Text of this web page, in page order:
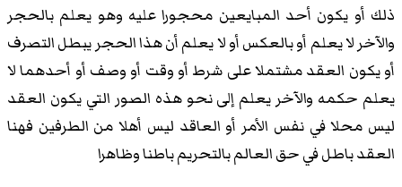
ذلك أو يكون أحد المبايعين محجورا عليه وهو يعلم بالحجر
والآخر لا يعلم أو بالعكس أو لا يعلم أن هذا الحجر يبطل التصرف
أو يكون العقد مشتملا على شرط أو وقت أو وصف أو أحدهما لا
يعلم حكمه والآخر يعلم إلى نحو هذه الصور التي يكون العقد
ليس محلا في نفس الأمر أو العاقد ليس أهلا من الطرفين فهنا
العقد باطل في حق العالم بالتحريم باطنا وظاهرا